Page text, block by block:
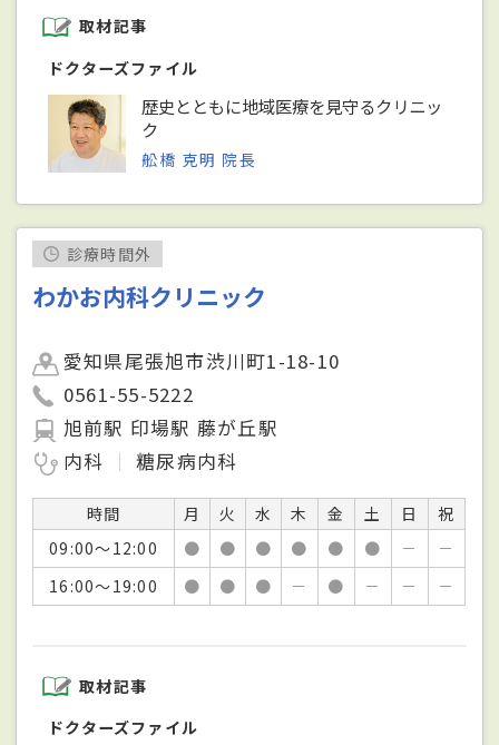
取材記事
ドクターズファイル
歴史とともに地域医療を見守るクリニッ
ク
舩橋 克明 院長
診療時間外
わかお内科クリニック
愛知県尾張旭市渋川町1-18-10
0561-55-5222
旭前駅 印場駅 藤が丘駅
内科
糖尿病内科
時間 月 火 水 木 金 土 日
祝
09:00～12:00
● ● ● ● ● ● －
－
16:00～19:00
● ● ● － ● － － －
取材記事
ドクターズファイル